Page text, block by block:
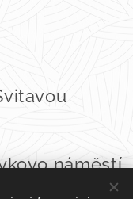
náměstí